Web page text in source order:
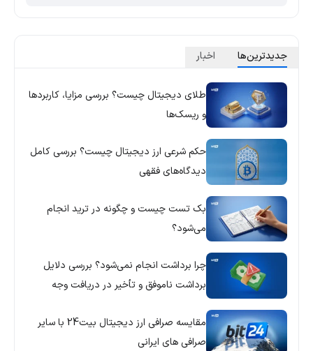
جدید‌ترین‌ها اخبار
طلای دیجیتال چیست؟ بررسی مزایا، کاربردها
و ریسک‌ها
حکم شرعی ارز دیجیتال چیست؟ بررسی کامل
دیدگاه‌های فقهی
بک تست چیست و چگونه در ترید انجام
می‌شود؟
چرا برداشت انجام نمی‌شود؟ بررسی دلایل
برداشت ناموفق و تأخیر در دریافت وجه
مقایسه صرافی ارز دیجیتال بیت24 با سایر
صرافی های ایرانی